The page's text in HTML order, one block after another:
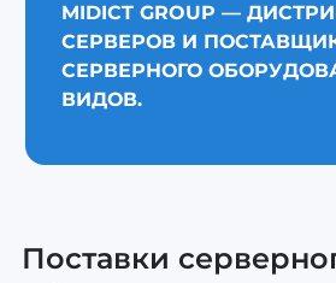
MIDICT GROUP —
СЕРВЕРОВ И
СЕРВЕРНОГО
ВИДОВ.
Поставки